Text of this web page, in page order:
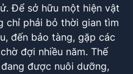
Để sở hữu một hiện vật
chỉ phải bỏ thời gian tìm
đến bảo tàng, gặp các
đợi nhiều năm. Thế
được nuôi dưỡng,